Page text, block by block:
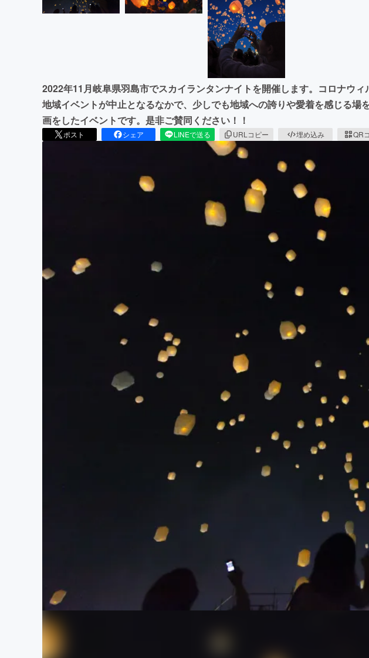
2022年11月岐阜県羽島市でスカイランタンナイトを開催します。コロナウ
地域イベントが中止となるなかで、少しでも地域への誇りや愛着を感じる場
画をしたイベントです。是非ご賛同ください！！
ポスト シェア LINEで送る URLコピー 埋め込み QR